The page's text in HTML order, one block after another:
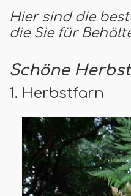
Hier sind die
die Sie für
Schöne
1. Herbstfarn